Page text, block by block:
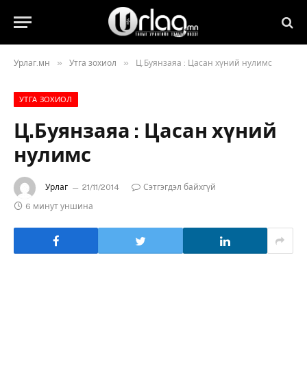
Урлаг.мн » Утга зохиол » Ц.Буянзаяа : Цасан хүний нулимс
УТГА ЗОХИОЛ
Ц.Буянзаяа : Цасан хүний
нулимс
Урлаг 21/11/2014
Сэтгэгдэл байхгүй
6 минут уншина